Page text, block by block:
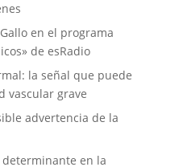
en el programa
de esRadio
la señal que puede
vascular grave
advertencia de la
determinante en la